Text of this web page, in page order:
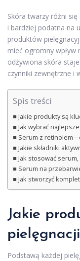
Skóra twarzy różni się
i bardziej podatna na
produktów
mieć ogromny wpływ
odżywiona skóra
czynniki zewnętrzne i
Spis treści
Jakie produkty są
Jak wybrać
Serum z retinolem
Jakie składniki
Jak stosować
Serum na
Jak stworzyć
Jakie
Podstawą każdej